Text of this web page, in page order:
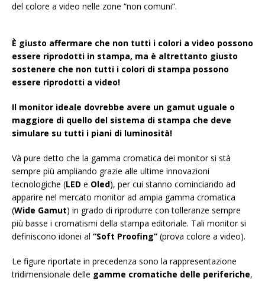
del colore a video nelle zone “non comuni”.
È giusto affermare che non tutti i colori a video possono
essere riprodotti in stampa, ma è altrettanto giusto
sostenere che non tutti i colori di stampa possono
essere riprodotti a video!
Il monitor ideale dovrebbe avere un gamut uguale o
maggiore di quello del sistema di stampa che deve
simulare su tutti i piani di luminosità!
Và pure detto che la gamma cromatica dei monitor si stà
sempre più ampliando grazie alle ultime innovazioni
tecnologiche (LED e Oled), per cui stanno cominciando ad
apparire nel mercato monitor ad ampia gamma cromatica
(Wide Gamut) in grado di riprodurre con tolleranze sempre
più basse i cromatismi della stampa editoriale. Tali monitor si
definiscono idonei al “Soft Proofing” (prova colore a video).
Le figure riportate in precedenza sono la rappresentazione
tridimensionale delle gamme cromatiche delle periferiche,